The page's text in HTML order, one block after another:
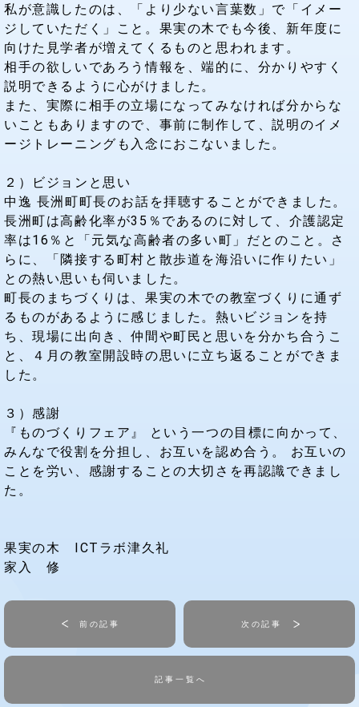
私が意識したのは、「より少ない言葉数」で「イメー
ジしていただく」こと。果実の木でも今後、新年度に
向けた見学者が増えてくるものと思われます。
相手の欲しいであろう情報を、端的に、分かりやすく
説明できるように心がけました。
また、実際に相手の立場になってみなければ分からな
いこともありますので、事前に制作して、説明のイメ
ージトレーニングも入念におこないました。
２）ビジョンと思い
中逸 長洲町町長のお話を拝聴することができました。
長洲町は高齢化率が35％であるのに対して、介護認定
率は16％と「元気な高齢者の多い町」だとのこと。さ
らに、「隣接する町村と散歩道を海沿いに作りたい」
との熱い思いも伺いました。
町長のまちづくりは、果実の木での教室づくりに通ず
るものがあるように感じました。熱いビジョンを持
ち、現場に出向き、仲間や町民と思いを分かち合うこ
と、４月の教室開設時の思いに立ち返ることができま
した。
３）感謝
『ものづくりフェア』 という一つの目標に向かって、
みんなで役割を分担し、お互いを認め合う。 お互いの
ことを労い、感謝することの大切さを再認識できまし
た。
果実の木 ICTラボ津久礼
家入 修
前の記事
記事一覧へ
次の記事